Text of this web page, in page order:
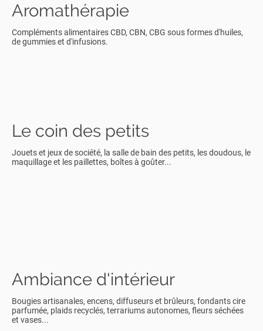
Aromathérapie
Compléments alimentaires CBD, CBN, CBG sous formes d'huiles,
de gummies et d'infusions.
Le coin des petits
Jouets et jeux de société, la salle de bain des petits, les doudous, le
maquillage et les paillettes, boîtes à goûter...
Ambiance d'intérieur
Bougies artisanales, encens, diffuseurs et brûleurs, fondants cire
parfumée, plaids recyclés, terrariums autonomes, fleurs séchées
et vases...